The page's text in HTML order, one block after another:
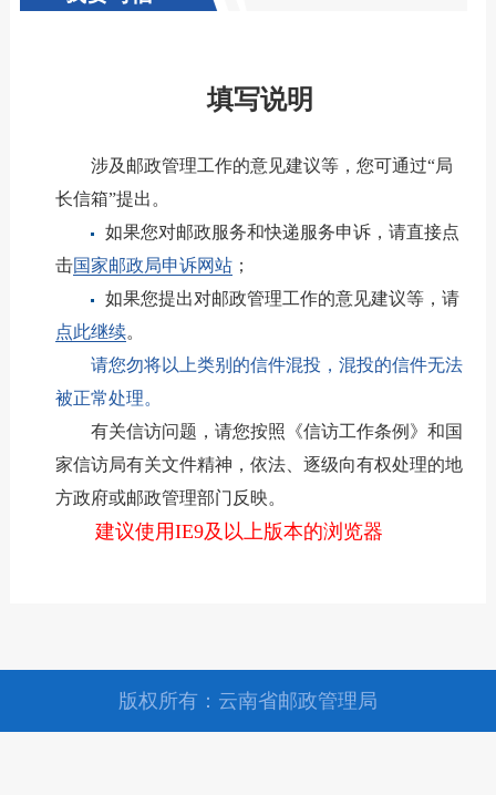
填写说明
涉及邮政管理工作的意见建议等，您可通过“局
长信箱”提出。
如果您对邮政服务和快递服务申诉，请直接点
击国家邮政局申诉网站；
如果您提出对邮政管理工作的意见建议等，请
点此继续。
请您勿将以上类别的信件混投，混投的信件无法
被正常处理。
有关信访问题，请您按照《信访工作条例》和国
家信访局有关文件精神，依法、逐级向有权处理的地
方政府或邮政管理部门反映。
建议使用IE9及以上版本的浏览器
版权所有：云南省邮政管理局